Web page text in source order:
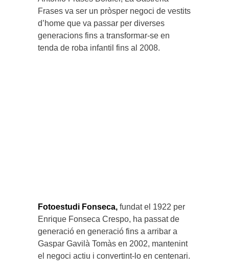
Frases va ser un pròsper negoci de vestits
d’home que va passar per diverses
generacions fins a transformar-se en
tenda de roba infantil fins al 2008.
Fotoestudi Fonseca, fundat el 1922 per
Enrique Fonseca Crespo, ha passat de
generació en generació fins a arribar a
Gaspar Gavilà Tomàs en 2002, mantenint
el negoci actiu i convertint-lo en centenari.